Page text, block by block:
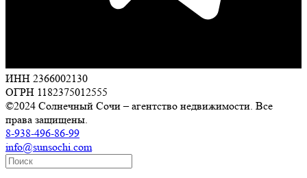
ИНН 2366002130
ОГРН 1182375012555
©2024 Солнечный Сочи – агентство недвижимости. Все
права защищены.
8-938-496-86-99
info@sunsochi.com